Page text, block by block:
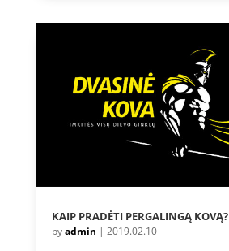
KAIP PRADĖTI PERGALINGĄ KOVĄ?
byadmin | 2019.02.10